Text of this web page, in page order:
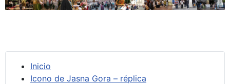
Inicio
Icono de Jasna Gora – réplica